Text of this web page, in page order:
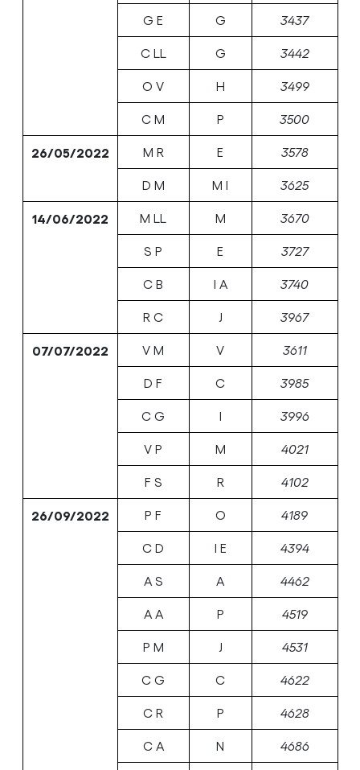
G E G 3437
C LL G 3442
O V H 3499
C M P 3500
26/05/2022 M R E 3578
D M M I 3625
14/06/2022 M LL M 3670
S P E 3727
C B I A 3740
R C J 3967
07/07/2022 V M V 3611
D F C 3985
C G I 3996
V P M 4021
F S R 4102
26/09/2022 P F O 4189
C D I E 4394
A S A 4462
A A P 4519
P M J 4531
C G C 4622
C R P 4628
C A N 4686